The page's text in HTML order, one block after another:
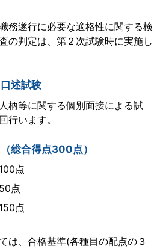
務遂行に必要な適格性に関する検
の判定は、第２次試験時に実施し
述試験
柄等に関する個別面接による試
行います。
総合得点300点）
点
点
点
は、合格基準(各種目の配点の３